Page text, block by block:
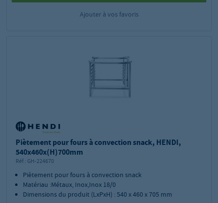
Ajouter à vos favoris
Piètement pour fours à convection snack, HENDI,
540x460x(H)700mm
Réf.: GH-224670
Piètement pour fours à convection snack
Matériau :Métaux, Inox,Inox 18/0
Dimensions du produit (LxPxH) : 540 x 460 x 705 mm